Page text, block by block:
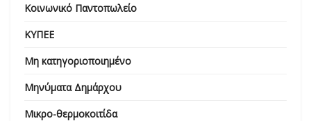
Κοινωνικό Παντοπωλείο
ΚΥΠΕΕ
Μη κατηγοριοποιημένο
Μηνύματα Δημάρχου
Μικρο-θερμοκοιτίδα